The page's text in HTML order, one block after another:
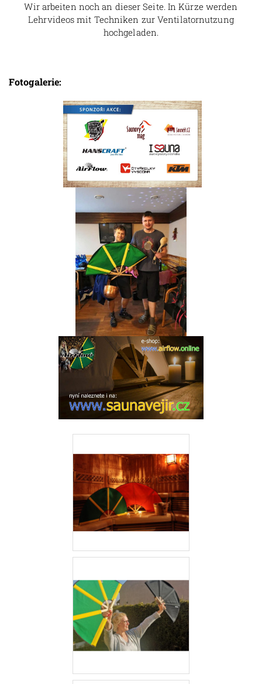
Wir arbeiten noch an dieser Seite. In Kürze werden
Lehrvideos mit Techniken zur Ventilatornutzung
hochgeladen.
Fotogalerie: